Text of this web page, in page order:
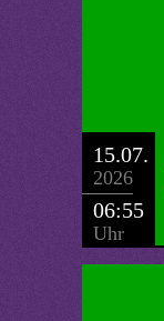
15.07.
2026
06:55
Uhr